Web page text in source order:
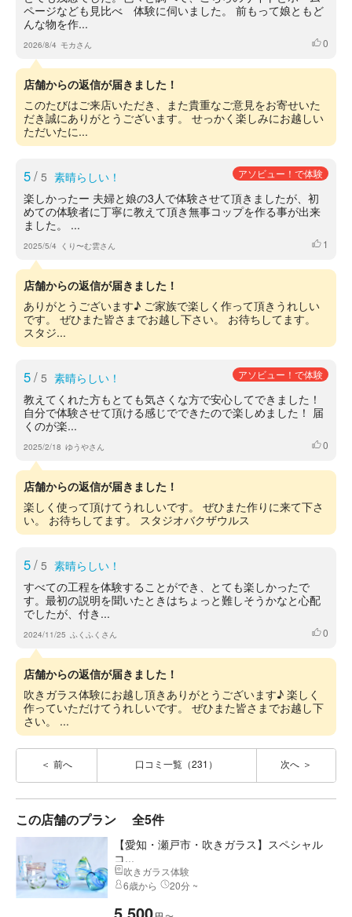
ページなども見比べ 体験に伺いました。 前もって娘ともど
んな物を作...
2026/8/4 モカさん いいね
0
店舗からの返信が届きました！
このたびはご来店いただき、また貴重なご意見をお寄せいた
だき誠にありがとうございます。 せっかく楽しみにお越しい
ただいたに...
5/ 5 素晴らしい！ アソビュー！で体験
楽しかったー 夫婦と娘の3人で体験させて頂きましたが、初
めての体験者に丁寧に教えて頂き無事コップを作る事が出来
ました。 ...
2025/5/4 くり〜む雲さん いいね
1
店舗からの返信が届きました！
ありがとうございます♪ ご家族で楽しく作って頂きうれしい
です。 ぜひまた皆さまでお越し下さい。 お待ちしてます。
スタジ...
5/ 5 素晴らしい！ アソビュー！で体験
教えてくれた方もとても気さくな方で安心してできました！
自分で体験させて頂ける感じでできたので楽しめました！ 届
くのが楽...
2025/2/18 ゆうやさん いいね
0
店舗からの返信が届きました！
楽しく使って頂けてうれしいです。 ぜひまた作りに来て下さ
い。 お待ちしてます。 スタジオバクザウルス
5/ 5 素晴らしい！
すべての工程を体験することができ、とても楽しかったで
す。最初の説明を聞いたときはちょっと難しそうかなと心配
でしたが、付き...
2024/11/25 ふくふくさん いいね
0
店舗からの返信が届きました！
吹きガラス体験にお越し頂きありがとうございます♪ 楽しく
作っていただけてうれしいです。 ぜひまた皆さまでお越し下
さい。 ...
前へ 口コミ一覧（231） 次へ
この店舗のプラン 全5件
【愛知・瀬戸市・吹きガラス】スペシャル
コ...
吹きガラス体験
6歳から
20分 ~